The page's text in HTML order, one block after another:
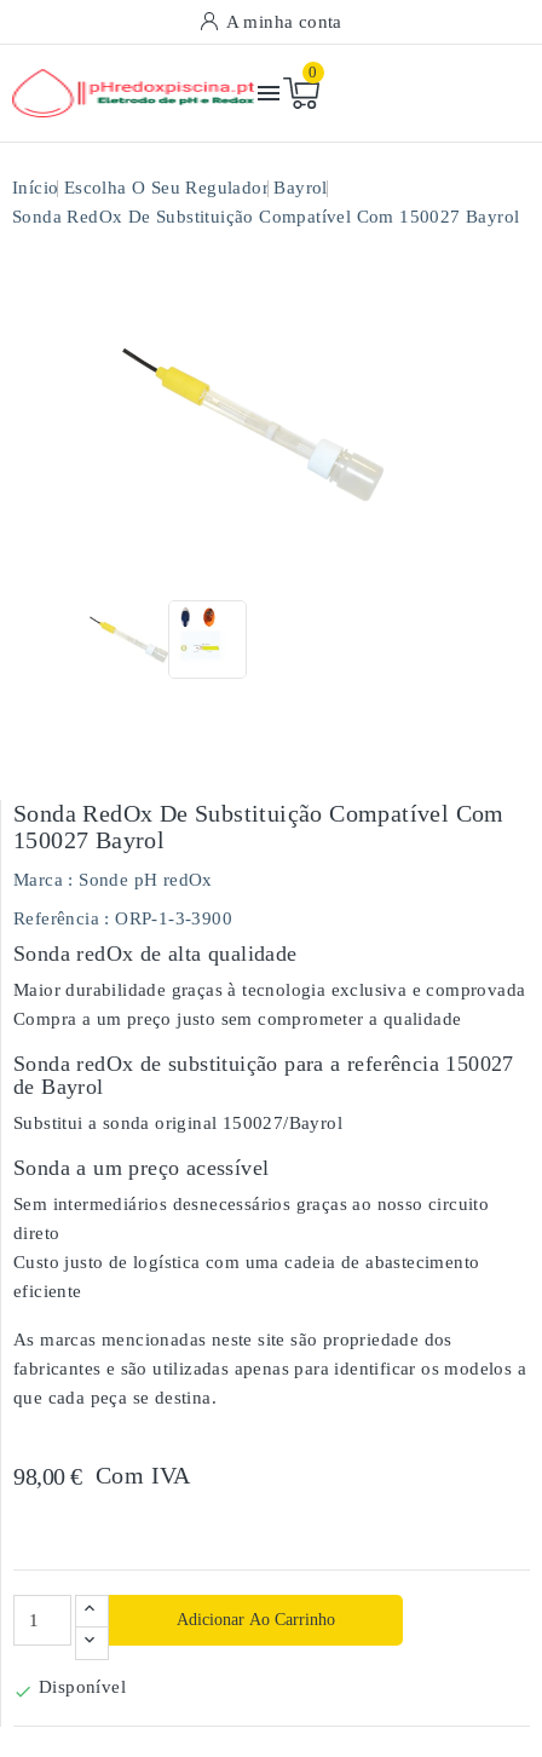
A minha conta

0
Início Escolha O Seu Regulador Bayrol
Sonda RedOx De Substituição Compatível Com 150027 Bayrol
Sonda RedOx De Substituição Compatível Com
150027 Bayrol
Marca : Sonde pH redOx
Referência : ORP-1-3-3900
Sonda redOx de alta qualidade
Maior durabilidade graças à tecnologia exclusiva e comprovada
Compra a um preço justo sem comprometer a qualidade
Sonda redOx de substituição para a referência 150027
de Bayrol
Substitui a sonda original 150027/Bayrol
Sonda a um preço acessível
Sem intermediários desnecessários graças ao nosso circuito
direto
Custo justo de logística com uma cadeia de abastecimento
eficiente
As marcas mencionadas neste site são propriedade dos
fabricantes e são utilizadas apenas para identificar os modelos a
que cada peça se destina.
98,00 € Com IVA
Adicionar Ao Carrinho
 Disponível